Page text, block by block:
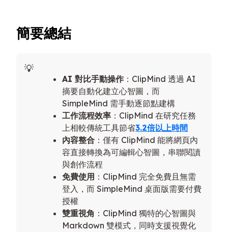
簡要總結
AI 對比手動操作 ：ClipMind 透過 AI
摘要自動化建立心智圖，而
SimpleMind 需手動逐節點建構
工作流程效率 ：ClipMind 在研究任務
上相較傳統工具節省3.2倍以上時間
內容整合 ：僅有 ClipMind 能將網頁內
容直接轉換為可編輯心智圖，串聯閱讀
與創作流程
免費使用 ：ClipMind 完全免費且無需
登入，而 SimpleMind 桌面版需要付費
授權
雙重視角 ：ClipMind 獨特的心智圖與
Markdown 雙模式，同時支援視覺化